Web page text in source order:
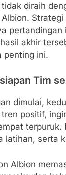
diraih
akhir
penting ini.
Tim
dimulai,
positif,
latihan, serta
Albion